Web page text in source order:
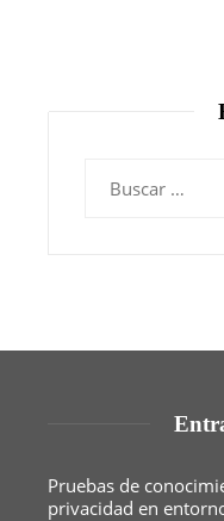
Pruebas de
privacidad en